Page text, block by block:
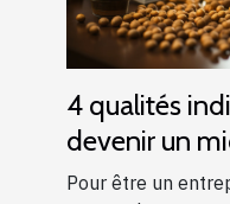
4 qualités
devenir un
Pour être un